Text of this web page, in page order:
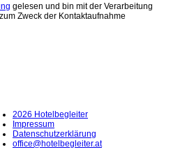
gelesen und bin mit der Verarbeitung
Zweck der Kontaktaufnahme
2026 Hotelbegleiter
Impressum
Datenschutzerklärung
office@hotelbegleiter.at